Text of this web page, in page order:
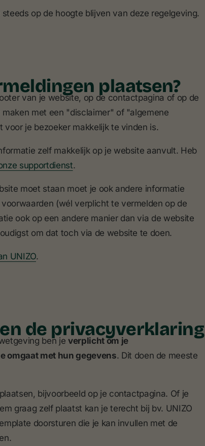
steeds op de hoogte blijven van deze regelgeving.
plaatsen?
van je website, op de contactpagina of op de
met een "disclaimer" of "algemene
je bezoeker makkelijk te vinden is.
zelf makkelijk op je website aanvult. Heb
supportdienst.
moet staan moet je ook andere informatie
(wél verplicht te vermelden op de
ook op een andere manier dan via de website
om dat toch via de website te doen.
UNIZO.
en de privacyverklaring
ben je verplicht om je
omgaat met hun gegevens. Dit doen de meeste
bijvoorbeeld op je contactpagina. Of je
graag zelf plaatst kan je terecht bij bv. UNIZO
doorsturen die je kan invullen met de